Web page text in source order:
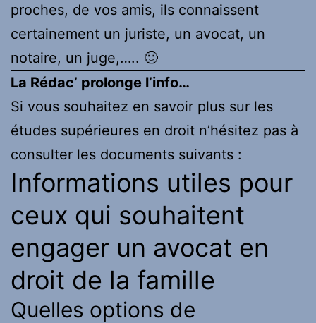
proches, de vos amis, ils connaissent
certainement un juriste, un avocat, un
notaire, un juge,….. 🙂
La Rédac’ prolonge l’info…
Si vous souhaitez en savoir plus sur les
études supérieures en droit n’hésitez pas à
consulter les documents suivants :
Informations utiles pour
ceux qui souhaitent
engager un avocat en
droit de la famille
Quelles options de